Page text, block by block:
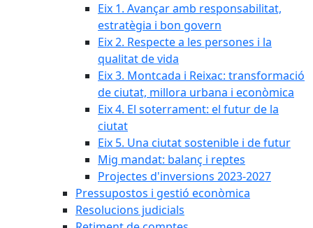
Eix 1. Avançar amb responsabilitat,
estratègia i bon govern
Eix 2. Respecte a les persones i la
qualitat de vida
Eix 3. Montcada i Reixac: transformació
de ciutat, millora urbana i econòmica
Eix 4. El soterrament: el futur de la
ciutat
Eix 5. Una ciutat sostenible i de futur
Mig mandat: balanç i reptes
Projectes d'inversions 2023-2027
Pressupostos i gestió econòmica
Resolucions judicials